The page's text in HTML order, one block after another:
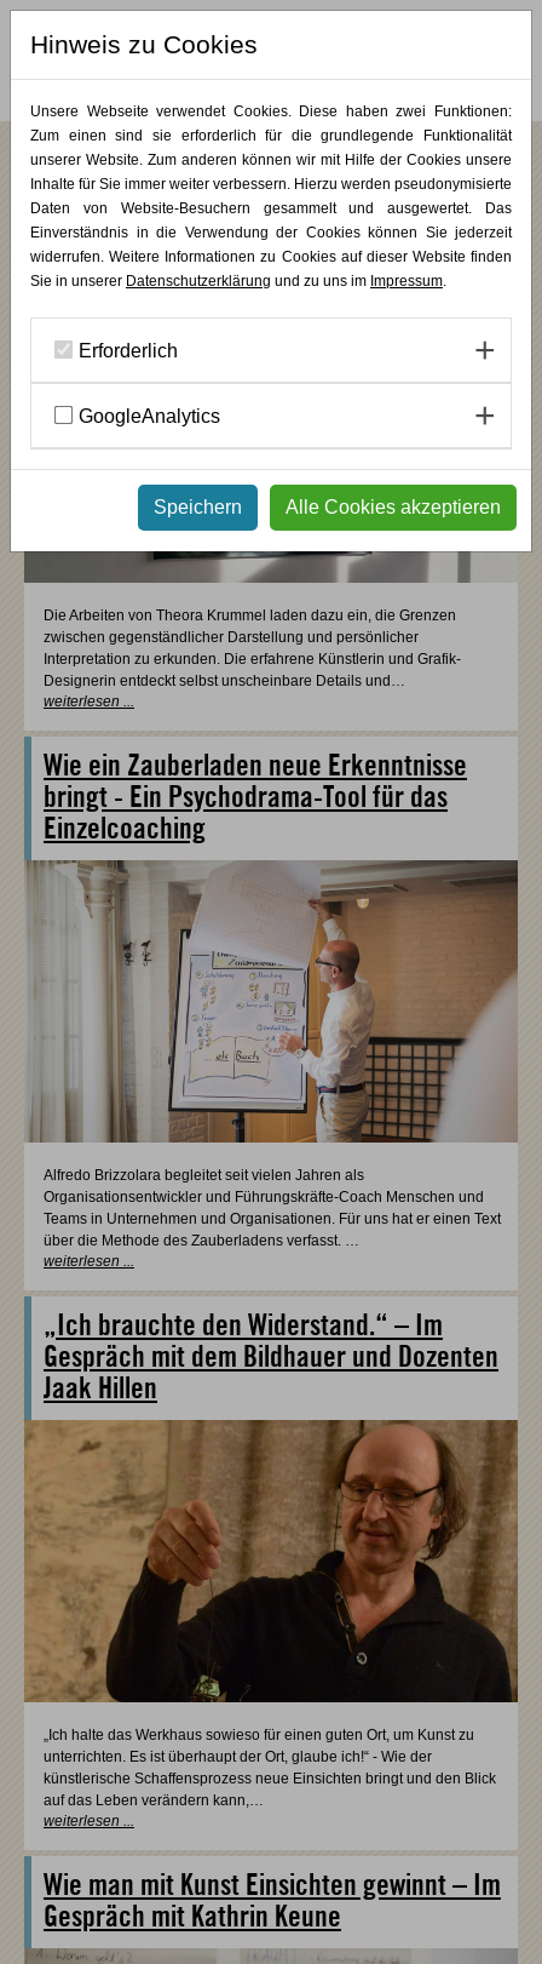
MERKLISTE (0)
Aktuelles
Ausstellung: Theora Krummel - Spuren der
Wirklichkeit
Die Arbeiten von Theora Krummel laden dazu ein, die Grenzen
zwischen gegenständlicher Darstellung und persönlicher
Interpretation zu erkunden. Die erfahrene Künstlerin und Grafik-
Designerin entdeckt selbst unscheinbare Details und…
weiterlesen ...
Wie ein Zauberladen neue Erkenntnisse
bringt - Ein Psychodrama-Tool für das
Einzelcoaching
Alfredo Brizzolara begleitet seit vielen Jahren als
Organisationsentwickler und Führungskräfte-Coach Menschen und
Teams in Unternehmen und Organisationen. Für uns hat er einen Text
über die Methode des Zauberladens verfasst. …
weiterlesen ...
„Ich brauchte den Widerstand.“ – Im
Gespräch mit dem Bildhauer und Dozenten
Jaak Hillen
„Ich halte das Werkhaus sowieso für einen guten Ort, um Kunst zu
unterrichten. Es ist überhaupt der Ort, glaube ich!“ - Wie der
künstlerische Schaffensprozess neue Einsichten bringt und den Blick
auf das Leben verändern kann,…
weiterlesen ...
Wie man mit Kunst Einsichten gewinnt – Im
Gespräch mit Kathrin Keune
Hinweis zu Cookies
Unsere Webseite verwendet Cookies. Diese haben zwei Funktionen:
Zum einen sind sie erforderlich für die grundlegende Funktionalität
unserer Website. Zum anderen können wir mit Hilfe der Cookies unsere
Inhalte für Sie immer weiter verbessern. Hierzu werden pseudonymisierte
Daten von Website-Besuchern gesammelt und ausgewertet. Das
Einverständnis in die Verwendung der Cookies können Sie jederzeit
widerrufen. Weitere Informationen zu Cookies auf dieser Website finden
Sie in unserer Datenschutzerklärung und zu uns im Impressum.
Erforderlich
GoogleAnalytics
Speichern Alle Cookies akzeptieren